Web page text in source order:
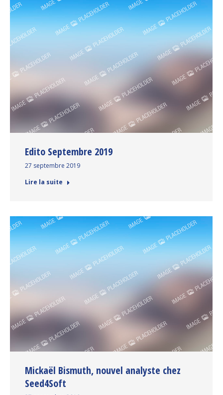
Edito Septembre 2019
27 septembre 2019
Lire la suite
Mickaël Bismuth, nouvel analyste chez
Seed4Soft